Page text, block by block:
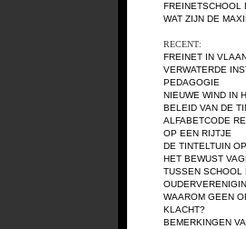
FREINETSCHOOL
WAT ZIJN DE
RECENT:
FREINET IN
VERWATERDE
PEDAGOGIE
NIEUWE WIND IN
BELEID VAN DE
ALFABETCODE
OP EEN RIJTJE
DE TINTELTUIN
HET BEWUST
TUSSEN SCHOOL
WAAROM GEEN
KLACHT?
BEMERKINGEN